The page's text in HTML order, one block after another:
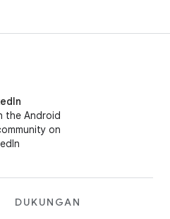
the Android
on
DUKUNGAN